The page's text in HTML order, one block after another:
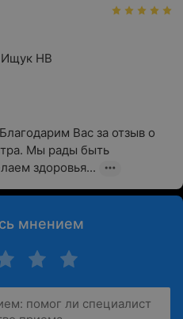
Ищук НВ
Вас за отзыв о
Мы рады быть
здоровья...
мнением